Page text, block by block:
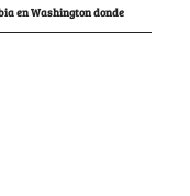
en Washington donde